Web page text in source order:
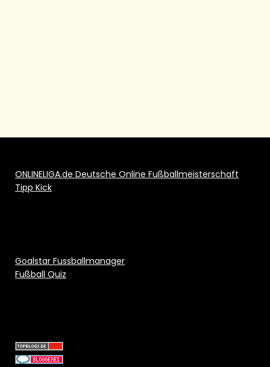
ONLINELIGA.de Deutsche Online Fußballmeisterschaft
Tipp Kick
Goalstar Fussballmanager
Fußball Quiz